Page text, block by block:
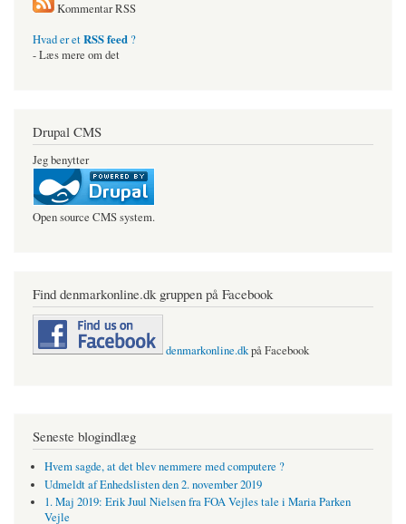
Kommentar RSS
Hvad er etRSS feed ?
- Læs mere om det
Drupal CMS
Jeg benytter
Open source CMS system.
Find denmarkonline.dk gruppen på Facebook
denmarkonline.dkpå Facebook
Seneste blogindlæg
Hvem sagde, at det blev nemmere med computere ?
Udmeldt af Enhedslisten den 2. november 2019
1. Maj 2019: Erik Juul Nielsen fra FOA Vejles tale i Maria Parken
Vejle